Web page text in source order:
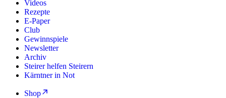
Videos
Rezepte
E-Paper
Club
Gewinnspiele
Newsletter
Archiv
Steirer helfen Steirern
Kärntner in Not
Shop